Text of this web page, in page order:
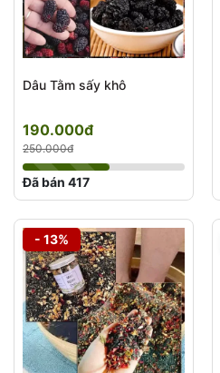
Dâu Tằm sấy khô
190.000đ
250.000đ
Đã bán 417
- 13%